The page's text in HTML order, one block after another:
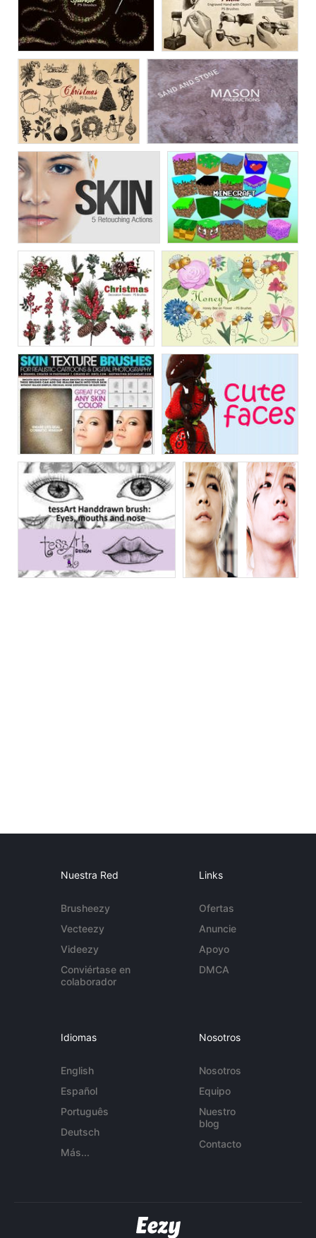
Nuestra Red
Brusheezy
Vecteezy
Videezy
Conviértase en
colaborador
Links
Ofertas
Anuncie
Apoyo
DMCA
Idiomas
English
Español
Português
Deutsch
Más...
Nosotros
Nosotros
Equipo
Nuestro
blog
Contacto